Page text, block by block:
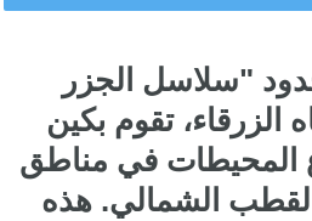
"سلاسل الجزر
الزرقاء، تقوم بكين
المحيطات في مناطق
الشمالي. هذه